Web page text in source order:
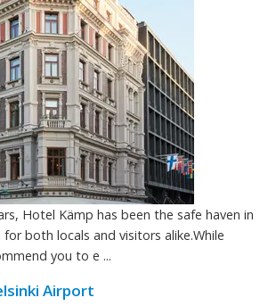
Hotel Kämp has been the safe haven in
both locals and visitors alike.While
you to e ...
Airport